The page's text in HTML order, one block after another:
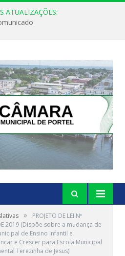
ATUALIZAÇÕES:
»
PROJETO DE LEI Nº
2019 (Dispõe sobre a mudança de
de Ensino Infantil e
e Crescer para Escola Municipal
Terezinha de Jesus)